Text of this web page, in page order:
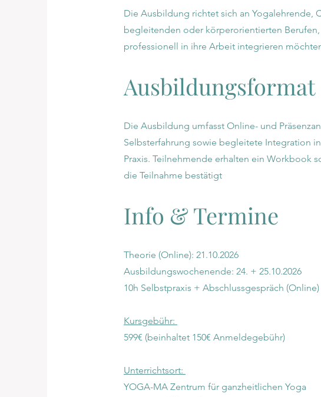
Die Ausbildung richtet sich an Yogalehrende,
begleitenden oder körperorientierten
professionell in ihre Arbeit integrieren
Ausbildungsformat
Die Ausbildung umfasst Online- und
Selbsterfahrung sowie begleitete Integration
Praxis. Teilnehmende erhalten ein Workbook
die Teilnahme bestätigt
Info & Termine
Theorie (Online): 21.10.2026
Ausbildungswochenende: 24. + 25.10.2026
10h Selbstpraxis + Abschlussgespräch
Kursgebühr:
599€ (beinhaltet 150€ Anmeldegebühr)
Unterrichtsort:
YOGA-MA Zentrum für ganzheitlichen Yoga